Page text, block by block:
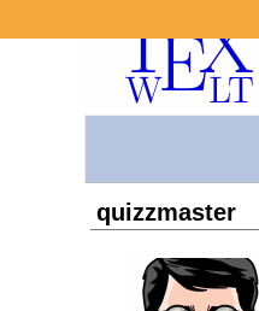
quizzmaster